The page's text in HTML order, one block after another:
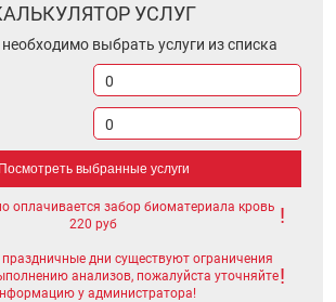
УСЛУГ
выбрать услуги из списка
0
0
Посмотреть выбранные услуги
оплачивается забор биоматериала кровь
220 руб
дни существуют ограничения
анализов, пожалуйста уточняйте
у администратора!